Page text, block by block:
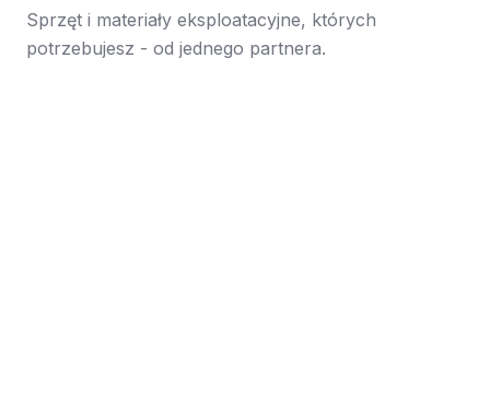
Sprzęt i materiały eksploatacyjne, których
potrzebujesz - od jednego partnera.